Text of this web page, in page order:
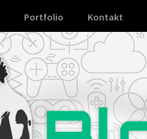
Portfolio Kontakt